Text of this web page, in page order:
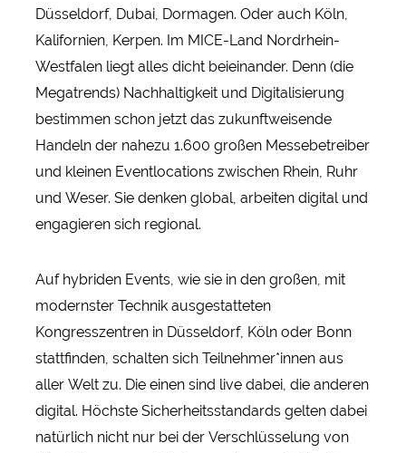
Düsseldorf, Dubai, Dormagen. Oder auch Köln,
Kalifornien, Kerpen. Im MICE-Land Nordrhein-
Westfalen liegt alles dicht beieinander. Denn (die
Megatrends) Nachhaltigkeit und Digitalisierung
bestimmen schon jetzt das zukunftweisende
Handeln der nahezu 1.600 großen Messebetreiber
und kleinen Eventlocations zwischen Rhein, Ruhr
und Weser. Sie denken global, arbeiten digital und
engagieren sich regional.
Auf hybriden Events, wie sie in den großen, mit
modernster Technik ausgestatteten
Kongresszentren in Düsseldorf, Köln oder Bonn
stattfinden, schalten sich Teilnehmer*innen aus
aller Welt zu. Die einen sind live dabei, die anderen
digital. Höchste Sicherheitsstandards gelten dabei
natürlich nicht nur bei der Verschlüsselung von